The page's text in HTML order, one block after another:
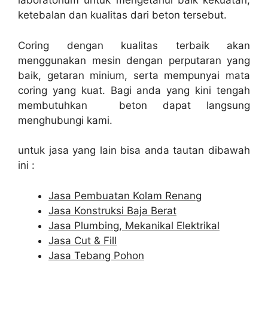
ketebalan dan kualitas dari beton tersebut.
Coring dengan kualitas terbaik akan
menggunakan mesin dengan perputaran yang
baik, getaran minium, serta mempunyai mata
coring yang kuat. Bagi anda yang kini tengah
membutuhkan beton dapat langsung
menghubungi kami.
untuk jasa yang lain bisa anda tautan dibawah
ini :
Jasa Pembuatan Kolam Renang
Jasa Konstruksi Baja Berat
Jasa Plumbing, Mekanikal Elektrikal
Jasa Cut & Fill
Jasa Tebang Pohon